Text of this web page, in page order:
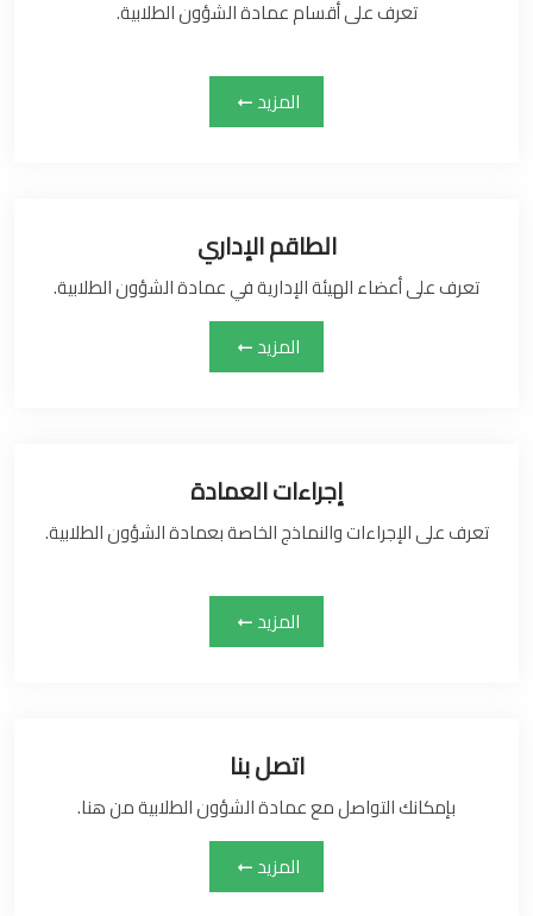
تعرف على أقسام عمادة الشؤون الطلابية.
المزيد
الطاقم الإداري
تعرف على أعضاء الهيئة الإدارية في عمادة الشؤون الطلابية.
المزيد
إجراءات العمادة
تعرف على الإجراءات والنماذج الخاصة بعمادة الشؤون الطلابية.
المزيد
اتصل بنا
بإمكانك التواصل مع عمادة الشؤون الطلابية من هنا.
المزيد